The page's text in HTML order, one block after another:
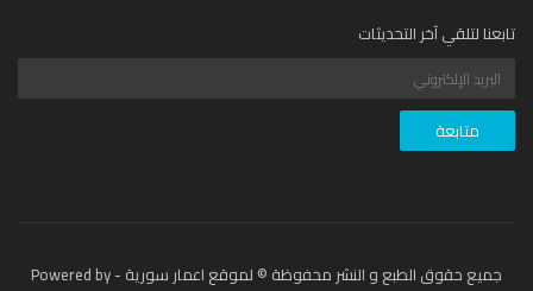
لتلقي آخر التحديثات
جميع حقوق الطبع و النشر محفوظة © لموقع اعمار سورية - Powered by